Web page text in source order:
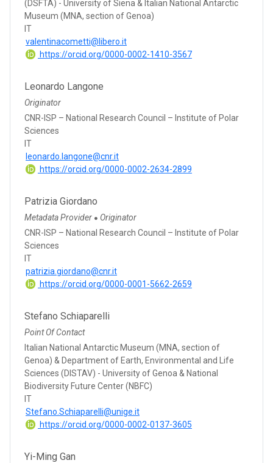
(DSFTA) - University of Siena & Italian National Antarctic
Museum (MNA, section of Genoa)
IT
valentinacometti@libero.it
https://orcid.org/0000-0002-1410-3567
Leonardo Langone
Originator
CNR-ISP – National Research Council – Institute of Polar
Sciences
IT
leonardo.langone@cnr.it
https://orcid.org/0000-0002-2634-2899
Patrizia Giordano
Metadata Provider ● Originator
CNR-ISP – National Research Council – Institute of Polar
Sciences
IT
patrizia.giordano@cnr.it
https://orcid.org/0000-0001-5662-2659
Stefano Schiaparelli
Point Of Contact
Italian National Antarctic Museum (MNA, section of
Genoa) & Department of Earth, Environmental and Life
Sciences (DISTAV) - University of Genoa & National
Biodiversity Future Center (NBFC)
IT
Stefano.Schiaparelli@unige.it
https://orcid.org/0000-0002-0137-3605
Yi-Ming Gan